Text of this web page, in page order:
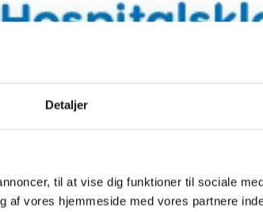
Detaljer
til at vise dig funktioner til sociale
af vores hjemmeside med vores partnere
for Danske Hospitalsklovne, der hver
og unge, når hospitalslivet gør ondt.